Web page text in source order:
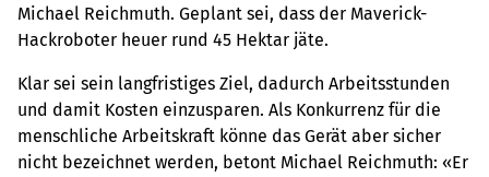
Michael Reichmuth. Geplant sei, dass der Maverick-
Hackroboter heuer rund 45 Hektar jäte.
Klar sei sein langfristiges Ziel, dadurch Arbeitsstunden
und damit Kosten einzusparen. Als Konkurrenz für die
menschliche Arbeitskraft könne das Gerät aber sicher
nicht bezeichnet werden, betont Michael Reichmuth: «Er